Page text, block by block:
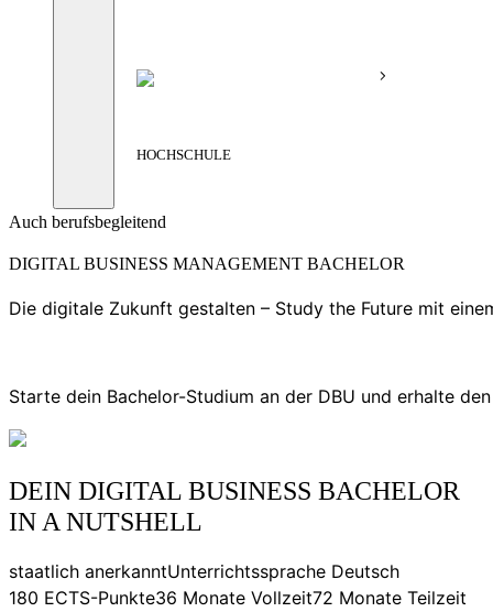
HOCHSCHULE
Auch berufsbegleitend
DIGITAL BUSINESS MANAGEMENT BACHELOR
Die digitale Zukunft gestalten – Study the Future mit
Starte dein Bachelor-Studium an der DBU und erhalte
DEIN DIGITAL BUSINESS BACHELOR
IN A NUTSHELL
staatlich anerkanntUnterrichtssprache Deutsch
180 ECTS-Punkte36 Monate Vollzeit72 Monate Teilzeit